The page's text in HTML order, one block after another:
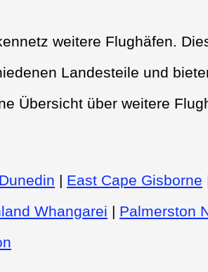
weitere Flughäfen.
Landesteile und
Übersicht über weitere
Dunedin | East Cape Gisborne
Whangarei | Palmerston